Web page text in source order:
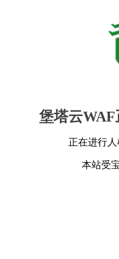
堡塔云WAF
正在进行
本站受